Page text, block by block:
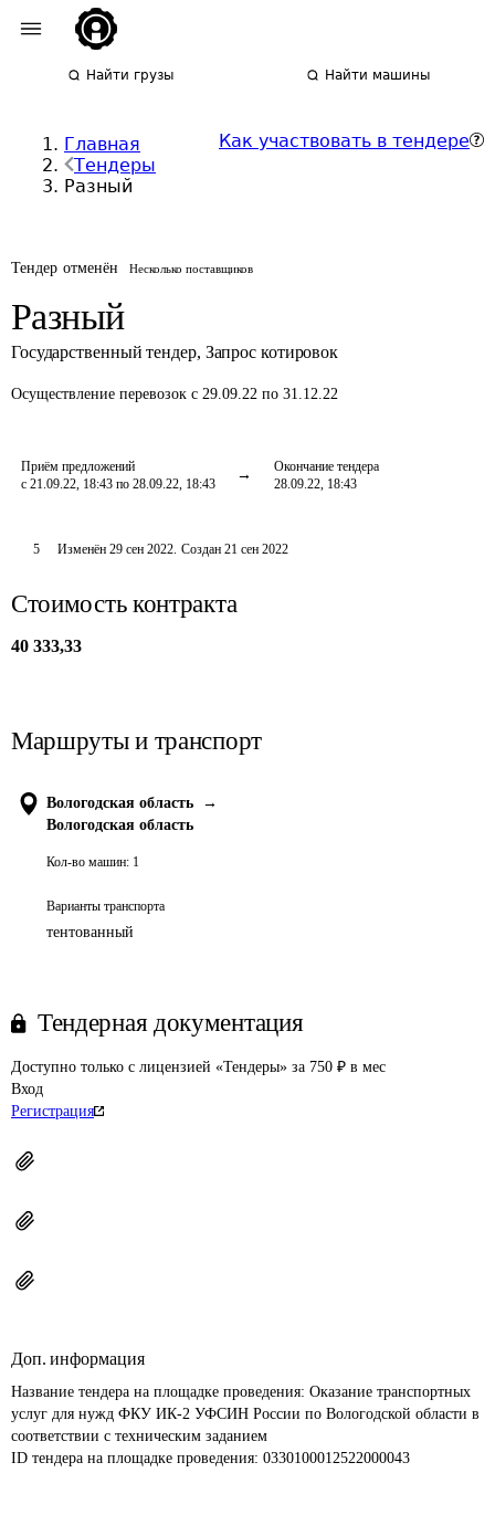
Найти грузы Найти машины
Главная
Тендеры
Разный
Как участвовать в тендере
Тендер отменён Несколько поставщиков
Разный
Государственный тендер, Запрос котировок
Осуществление перевозок с 29.09.22 по 31.12.22
Приём предложений
с 21.09.22, 18:43 по 28.09.22, 18:43
Окончание тендера
28.09.22, 18:43
5 Изменён 29 сен 2022. Создан 21 сен 2022
Стоимость контракта
40 333,33
Маршруты и транспорт
Вологодская область
→
Вологодская область
Кол-во машин: 1
Варианты транспорта
тентованный
Тендерная документация
Доступно только с лицензией «Тендеры» за 750 ₽ в мес
Вход
Регистрация
Доп. информация
Название тендера на площадке проведения: Оказание транспортных
услуг для нужд ФКУ ИК-2 УФСИН России по Вологодской области в
соответствии с техническим заданием
ID тендера на площадке проведения: 0330100012522000043